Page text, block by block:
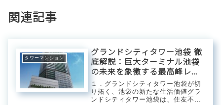
関連記事
タワーマンション
グランドシティタワー池袋 徹
底解説：巨大ターミナル池袋
の未来を象徴する最高峰レジ
デンス
１．グランドシティタワー池袋が切
り拓く、池袋の新たな生活価値グラ
ンドシティタワー池袋は、住友不動